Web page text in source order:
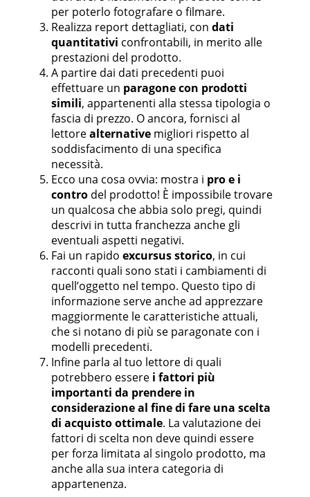
per poterlo fotografare o filmare.
Realizza report dettagliati, con dati
quantitativi confrontabili, in merito alle
prestazioni del prodotto.
A partire dai dati precedenti puoi
effettuare un paragone con prodotti
simili, appartenenti alla stessa tipologia o
fascia di prezzo. O ancora, fornisci al
lettorealternative migliori rispetto al
soddisfacimento di una specifica
necessità.
Ecco una cosa ovvia: mostra i pro e i
contro del prodotto! È impossibile trovare
un qualcosa che abbia solo pregi, quindi
descrivi in tutta franchezza anche gli
eventuali aspetti negativi.
Fai un rapido excursus storico, in cui
racconti quali sono stati i cambiamenti di
quell’oggetto nel tempo. Questo tipo di
informazione serve anche ad apprezzare
maggiormente le caratteristiche attuali,
che si notano di più se paragonate con i
modelli precedenti.
Infine parla al tuo lettore di quali
potrebbero essere i fattori più
importanti da prendere in
considerazione al fine di fare una scelta
di acquisto ottimale. La valutazione dei
fattori di scelta non deve quindi essere
per forza limitata al singolo prodotto, ma
anche alla sua intera categoria di
appartenenza.